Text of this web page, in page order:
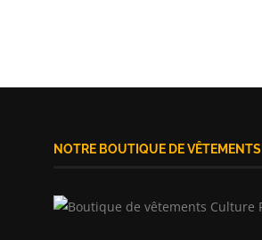
NOTRE BOUTIQUE DE VÊTEMENTS